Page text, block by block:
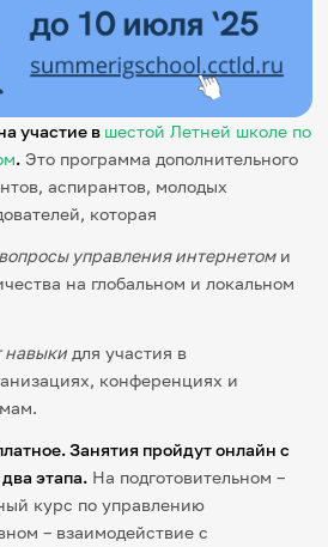
Вход
Задать вопрос
участие в шестой Летней школе по
. Это программа дополнительного
аспирантов, молодых
которая
управления интернетоми
на глобальном и локальном
навыки для участия в
конференциях и
Занятия пройдут онлайн с
этапа. На подготовительном –
курс по управлению
– взаимодействие с